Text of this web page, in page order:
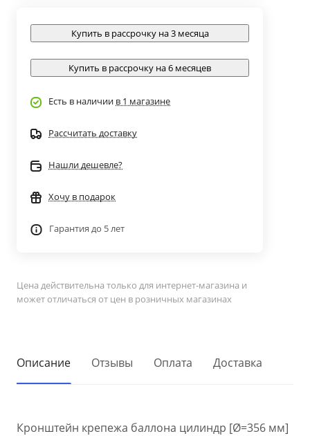
Купить в рассрочку на 3 месяца
Купить в рассрочку на 6 месяцев
Есть в наличии в 1 магазине
Рассчитать доставку
Нашли дешевле?
Хочу в подарок
Гарантия до 5 лет
Цена действительна только для интернет-магазина и
может отличаться от цен в розничных магазинах
Описание Отзывы Оплата Доставка
Кронштейн крепежа баллона цилиндр [Ø=356 мм]